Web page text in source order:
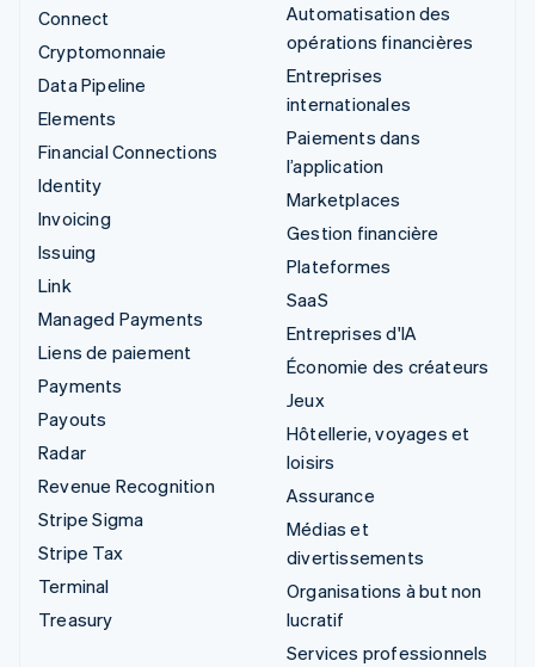
Connect
Cryptomonnaie
Data Pipeline
Elements
Financial Connections
Identity
Invoicing
Issuing
Link
Managed Payments
Liens de paiement
Payments
Payouts
Radar
Revenue Recognition
Stripe Sigma
Stripe Tax
Terminal
Treasury
Automatisation des
opérations financières
Entreprises
internationales
Paiements dans
l’application
Marketplaces
Gestion financière
Plateformes
SaaS
Entreprises d'IA
Économie des créateurs
Jeux
Hôtellerie, voyages et
loisirs
Assurance
Médias et
divertissements
Organisations à but non
lucratif
Services professionnels